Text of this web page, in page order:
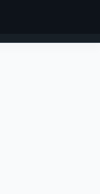
SESIÓN